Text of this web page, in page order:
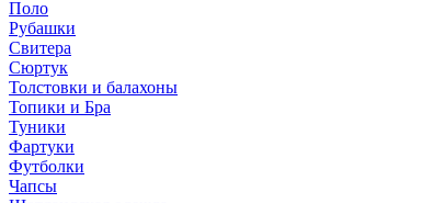
Поло
Рубашки
Свитера
Сюртук
Толстовки и балахоны
Топики и Бра
Туники
Фартуки
Футболки
Чапсы